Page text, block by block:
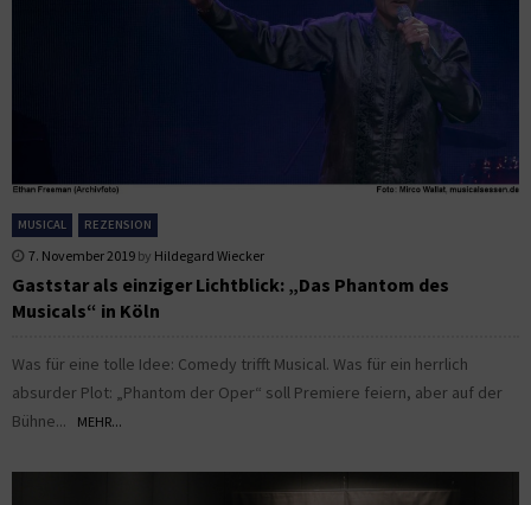
MUSICAL REZENSION
7. November 2019 by Hildegard Wiecker
Gaststar als einziger Lichtblick: „Das Phantom des
Musicals“ in Köln
Was für eine tolle Idee: Comedy trifft Musical. Was für ein herrlich
absurder Plot: „Phantom der Oper“ soll Premiere feiern, aber auf der
Bühne...
MEHR...